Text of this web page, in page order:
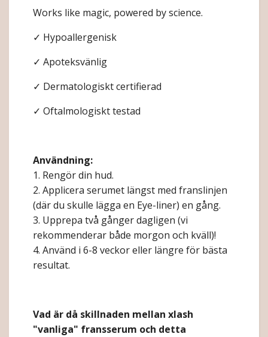
Works like magic, powered by science.
✓ Hypoallergenisk
✓ Apoteksvänlig
✓ Dermatologiskt certifierad
✓ Oftalmologiskt testad
Användning:
1. Rengör din hud.
2. Applicera serumet längst med franslinjen
(där du skulle lägga en Eye-liner) en gång.
3. Upprepa två gånger dagligen (vi
rekommenderar både morgon och kväll)!
4. Använd i 6-8 veckor eller längre för bästa
resultat.
Vad är då skillnaden mellan xlash
"vanliga" fransserum och detta